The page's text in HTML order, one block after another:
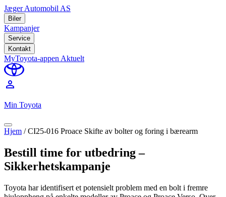
Jæger Automobil AS
Biler
Kampanjer
Service
Kontakt
MyToyota-appen Aktuelt
perm_identity
Min Toyota
Hjem /CI25-016 Proace Skifte av bolter og foring i bærearm
Bestill time for utbedring –
Sikkerhetskampanje
Toyota har identifisert et potensielt problem med en bolt i fremre